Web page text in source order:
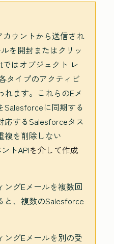
ウントから送信され
を開封またはクリッ
はオブジェクト レ
タイプのアクティビ
ます。これらのEメ
Salesforceに同期する
応するSalesforceタス
複を削除しない
トAPIを介して作成
ングEメールを複数回
と、複数のSalesforce
ングEメールを別の受